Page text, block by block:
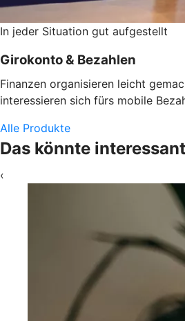
In jeder Situation gut aufgestellt
Girokonto & Bezahlen
Finanzen organisieren leicht
interessieren sich fürs mobile
Alle Produkte
Das könnte
‹